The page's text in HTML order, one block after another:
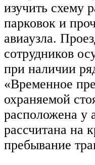
изучить схему
парковок и
авиаузла.
сотрудников
при наличии
«Временное
охраняемой
расположена у
рассчитана на
пребывание